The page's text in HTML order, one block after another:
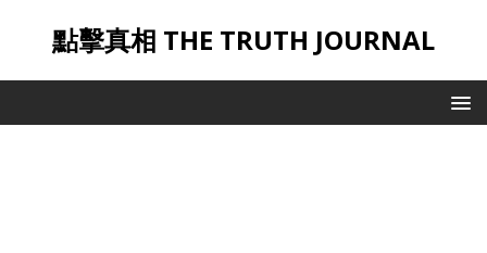
點擊真相 THE TRUTH JOURNAL